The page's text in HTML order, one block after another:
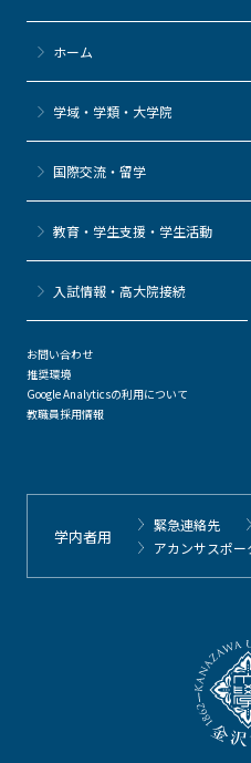
ホーム
学域・学類・大学院
国際交流・留学
教育・学生支援・学生活動
⼊試情報・高大院接続
お問い合わせ
推奨環境
Google Analyticsの利用について
教職員採用情報
学内者用
緊急連絡先
アカンサスポー